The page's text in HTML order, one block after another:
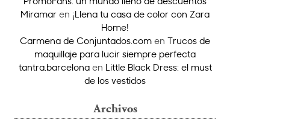
Miramar en ¡Llena tu casa de color con Zara
Home!
Carmena de Conjuntados.com en Trucos de
maquillaje para lucir siempre perfecta
tantra.barcelonaen Little Black Dress: el must
de los vestidos
Archivos